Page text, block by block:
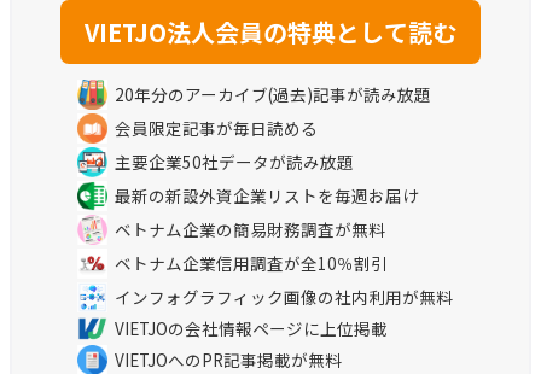
20年分のアーカイブ(過去)記事が読み放題
会員限定記事が毎日読める
主要企業50社データが読み放題
最新の新設外資企業リストを毎週お届け
ベトナム企業の簡易財務調査が無料
ベトナム企業信用調査が全10％割引
インフォグラフィック画像の社内利用が無料
VIETJOの会社情報ページに上位掲載
VIETJOへのPR記事掲載が無料